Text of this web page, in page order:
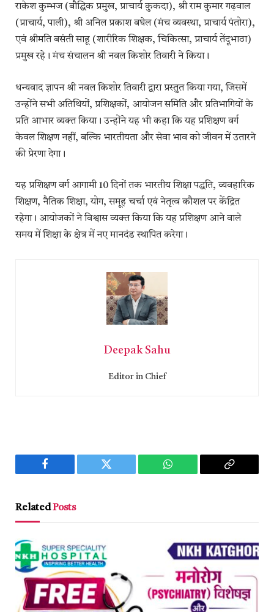
राकेश कुम्भज (बौद्धिक प्रमुख, प्राचार्य कुकदा), श्री राम कुमार गढ़वाल
(प्राचार्य, पाली), श्री अनिल प्रकाश बघेल (मंच व्यवस्था, प्राचार्य पंतोरा),
एवं श्रीमति बसंती साहू (शारीरिक शिक्षक, चिकित्सा, प्राचार्य तेंदूभाठा)
प्रमुख रहे। मंच संचालन श्री नवल किशोर तिवारी ने किया।
धन्यवाद ज्ञापन श्री नवल किशोर तिवारी द्वारा प्रस्तुत किया गया, जिसमें
उन्होंने सभी अतिथियों, प्रशिक्षकों, आयोजन समिति और प्रतिभागियों के
प्रति आभार व्यक्त किया। उन्होंने यह भी कहा कि यह प्रशिक्षण वर्ग
केवल शिक्षण नहीं, बल्कि भारतीयता और सेवा भाव को जीवन में उतारने
की प्रेरणा देगा।
यह प्रशिक्षण वर्ग आगामी 10 दिनों तक भारतीय शिक्षा पद्धति, व्यवहारिक
शिक्षण, नैतिक शिक्षा, योग, समूह चर्चा एवं नेतृत्व कौशल पर केंद्रित
रहेगा। आयोजकों ने विश्वास व्यक्त किया कि यह प्रशिक्षण आने वाले
समय में शिक्षा के क्षेत्र में नए मानदंड स्थापित करेगा।
Deepak Sahu
Editor in Chief
Facebook Twitter WhatsApp
Copy
RelatedPosts